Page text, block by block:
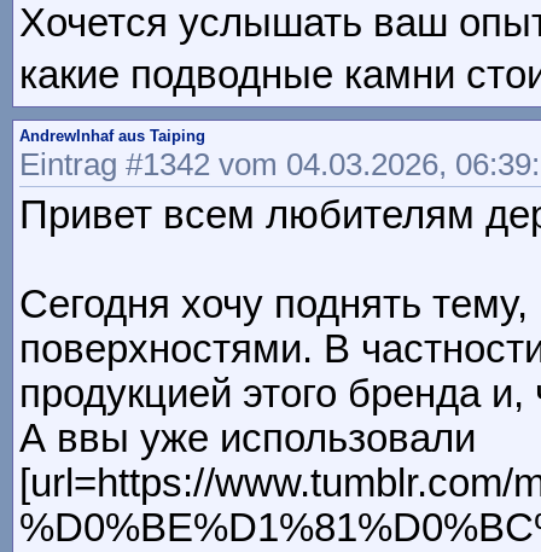
Хочется услышать ваш
какие подводные камни
AndrewInhaf aus Taiping
Eintrag #1342 vom 04.03.2026,
Привет всем любителям
Сегодня хочу поднять
поверхностями. В
продукцией этого бренда
А ввы уже использовали
[url=https://www.tumblr.com/